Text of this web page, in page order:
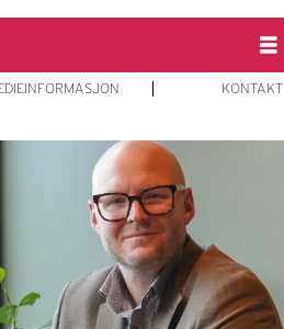
KONTAKT